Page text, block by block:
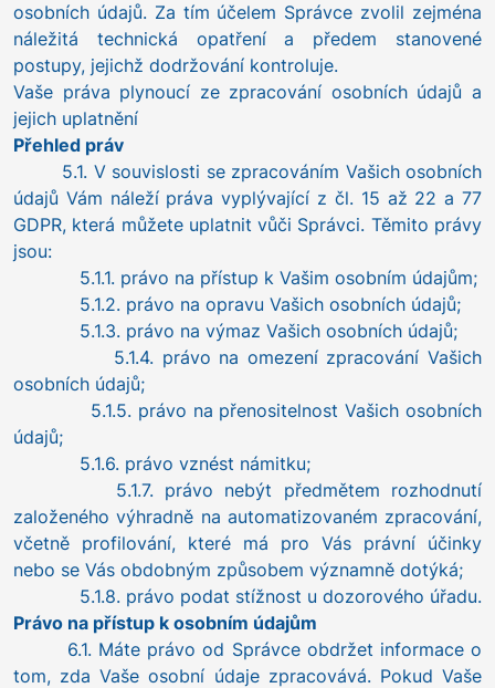
osobních údajů. Za tím účelem Správce zvolil zejména
náležitá technická opatření a předem stanovené
postupy, jejichž dodržování kontroluje.
Vaše práva plynoucí ze zpracování osobních údajů a
jejich uplatnění
Přehled práv
5.1. V souvislosti se zpracováním Vašich osobních
údajů Vám náleží práva vyplývající z čl. 15 až 22 a 77
GDPR, která můžete uplatnit vůči Správci. Těmito právy
jsou:
5.1.1. právo na přístup k Vašim osobním údajům;
5.1.2. právo na opravu Vašich osobních údajů;
5.1.3. právo na výmaz Vašich osobních údajů;
5.1.4. právo na omezení zpracování Vašich
osobních údajů;
5.1.5. právo na přenositelnost Vašich osobních
údajů;
5.1.6. právo vznést námitku;
5.1.7. právo nebýt předmětem rozhodnutí
založeného výhradně na automatizovaném zpracování,
včetně profilování, které má pro Vás právní účinky
nebo se Vás obdobným způsobem významně dotýká;
5.1.8. právo podat stížnost u dozorového úřadu.
Právo na přístup k osobním údajům
6.1. Máte právo od Správce obdržet informace o
tom, zda Vaše osobní údaje zpracovává. Pokud Vaše